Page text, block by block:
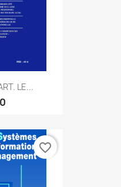
LE...
favorite_border